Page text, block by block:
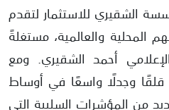
الشقيري لكسب الثقة
الشقيري للاستثمار لتقدم
المحلية والعالمية، مستغلةً
أحمد الشقيري. ومع
وجدلًا واسعًا في أوساط
من المؤشرات السلبية التي